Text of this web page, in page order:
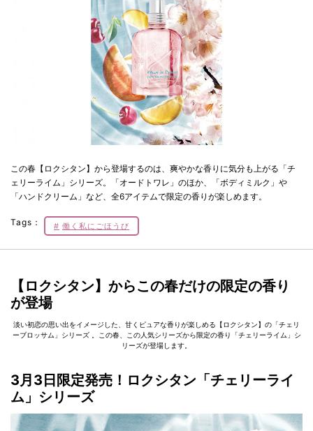
この春【ロクシタン】から登場するのは、爽やかな香りに気分も上がる「チ
ェリーライム」シリーズ。「オードトワレ」のほか、「ボディミルク」や
「ハンドクリーム」など、全6アイテムで限定の香りが楽しめます。
Tags： 働く私にごほうび
【ロクシタン】からこの春だけの限定の香り
が登場
淡い初恋の思い出をイメージした、甘くピュアな香りが楽しめる【ロクシタン】の「チェリ
ーブロッサム」シリーズ 。この春、この人気シリーズから限定の香り「チェリーライム」シ
リーズが登場します。
3月3日限定発売！ロクシタン「チェリーライ
ム」シリーズ